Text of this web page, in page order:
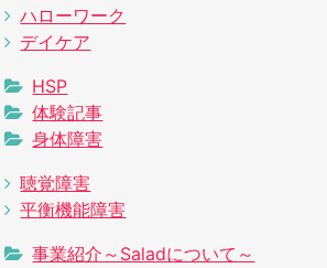
ハローワーク
デイケア
HSP
体験記事
身体障害
聴覚障害
平衡機能障害
事業紹介～Saladについて～